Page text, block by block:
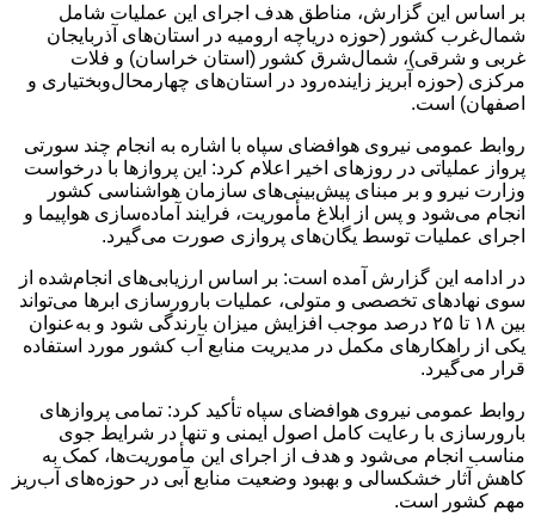
بر اساس این گزارش، مناطق هدف اجرای این عملیات شامل
شمال‌غرب کشور (حوزه دریاچه ارومیه در استان‌های آذربایجان
غربی و شرقی)، شمال‌شرق کشور (استان خراسان) و فلات
مرکزی (حوزه آبریز زاینده‌رود در استان‌های چهارمحال‌وبختیاری و
اصفهان) است.
روابط عمومی نیروی هوافضای سپاه با اشاره به انجام چند سورتی
پرواز عملیاتی در روزهای اخیر اعلام کرد: این پروازها با درخواست
وزارت نیرو و بر مبنای پیش‌بینی‌های سازمان هواشناسی کشور
انجام می‌شود و پس از ابلاغ مأموریت، فرایند آماده‌سازی هواپیما و
اجرای عملیات توسط یگان‌های پروازی صورت می‌گیرد.
در ادامه این گزارش آمده است: بر اساس ارزیابی‌های انجام‌شده از
سوی نهادهای تخصصی و متولی، عملیات بارورسازی ابرها می‌تواند
بین ۱۸ تا ۲۵ درصد موجب افزایش میزان بارندگی شود و به‌عنوان
یکی از راهکارهای مکمل در مدیریت منابع آب کشور مورد استفاده
قرار می‌گیرد.
روابط عمومی نیروی هوافضای سپاه تأکید کرد: تمامی پروازهای
بارورسازی با رعایت کامل اصول ایمنی و تنها در شرایط جوی
مناسب انجام می‌شود و هدف از اجرای این مأموریت‌ها، کمک به
کاهش آثار خشکسالی و بهبود وضعیت منابع آبی در حوزه‌های آب‌ریز
مهم کشور است.